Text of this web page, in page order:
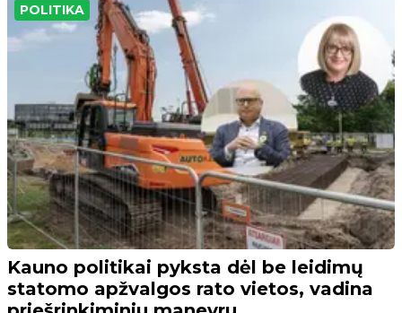
POLITIKA
Kauno politikai pyksta dėl be leidimų
statomo apžvalgos rato vietos, vadina